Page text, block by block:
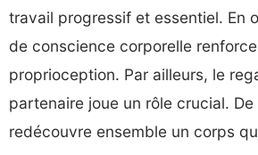
travail progressif et essentiel. En
de conscience corporelle
proprioception. Par ailleurs, le
partenaire joue un rôle crucial.
redécouvre ensemble un corps